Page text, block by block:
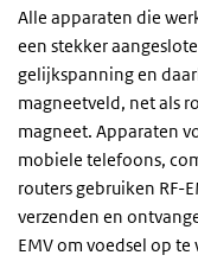
Alle apparaten die
een stekker
gelijkspanning en
magneetveld, net als
magneet. Apparaten
mobiele telefoons,
routers gebruiken RF-
verzenden en
EMV om voedsel op te